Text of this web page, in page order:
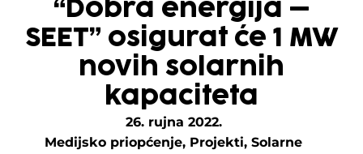
“Dobra energija –
SEET” osigurat će 1 MW
novih solarnih
kapaciteta
26. rujna 2022.
Medijsko priopćenje, Projekti, Solarne